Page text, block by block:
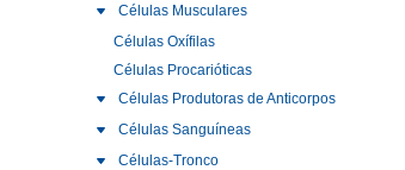
Células Musculares
Células Oxífilas
Células Procarióticas
Células Produtoras de Anticorpos
Células Sanguíneas
Células-Tronco